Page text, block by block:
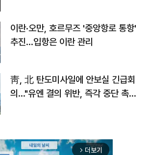
이란·오만, 호르무즈 '중앙항로 통항'
추진…입항은 이란 관리
靑, 北 탄도미사일에 안보실 긴급회
의…"유엔 결의 위반, 즉각 중단 촉
arrow_forward_ios 더보기